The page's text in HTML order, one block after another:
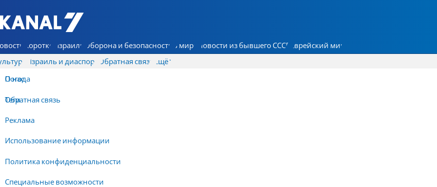
7 КАНАЛ - Аруц Шева
Коротко Израиль Оборона и безопасность В мире Новости из бывшего СССР Еврейский мир
Израиль и диаспора Обратная связь
О нас
Обратная связь
Реклама
Использование информации
Политика конфиденциальности
Специальные возможности
Ещё
Погода
Теги